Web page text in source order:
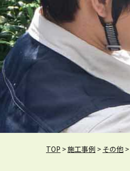
TOP >施工事例 > その他 >